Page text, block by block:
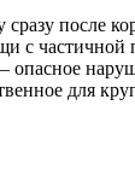
после
с частичной
опасное
для